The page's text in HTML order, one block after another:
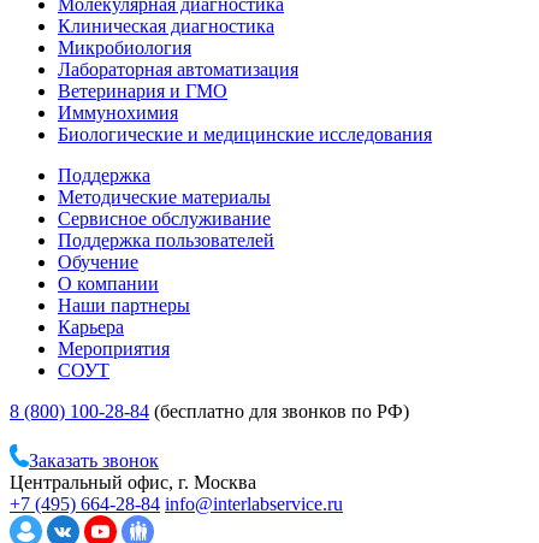
Молекулярная диагностика
Клиническая диагностика
Микробиология
Лабораторная автоматизация
Ветеринария и ГМО
Иммунохимия
Биологические и медицинские исследования
Поддержка
Методические материалы
Сервисное обслуживание
Поддержка пользователей
Обучение
О компании
Наши партнеры
Карьера
Мероприятия
СОУТ
8 (800) 100-28-84 (бесплатно для звонков по РФ)
Заказать звонок
Центральный офис, г. Москва
+7 (495) 664-28-84 info@interlabservice.ru